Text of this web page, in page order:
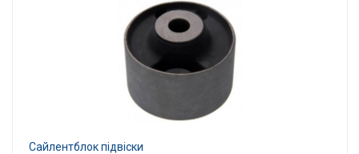
Сайлентблок підвіски